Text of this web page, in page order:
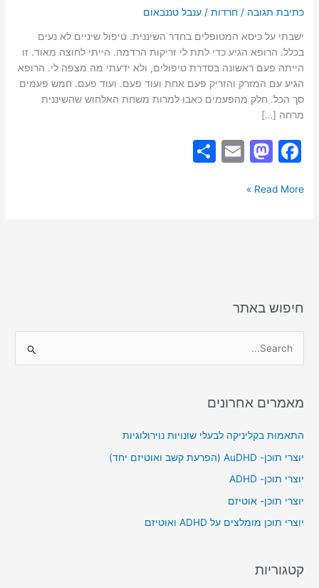
כתיבת תגובה /חרדות /ענבל טננבאום
ישבתי על כיסא המטופלים בחדר השיננית. טיפול שיניים לא נעים
בכלל. הרופא הגיע כדי לתת לי זריקות הרדמה. הייתי לחוצה מאוד. זו
הייתה פעם ראשונה בסדרת טיפולים, ולא ידעתי מה מצפה לי. הרופא
הגיע עם המזרק והזריק פעם אחת ועוד פעם. ועוד פעם. חמש פעמים
סך הכל. חלק מהפעמים כאבו למרות משחת האלחוש שהשיננית
מרחה […]
F
c
k
M
st
E
Read More »
חיפוש באתר
r
o
r
:
מאמרים אחרונים
התאמות בקליניקה לבעלי שונויות נוירולוגיות
יוצרי תוכן- AuDHD (הפרעת קשב ואוטיזם יחד)
יוצרי תוכן- ADHD
יוצרי תוכן- אוטיזם
יוצרי תוכן מומלצים על ADHD ואוטיזם
קטגוריות